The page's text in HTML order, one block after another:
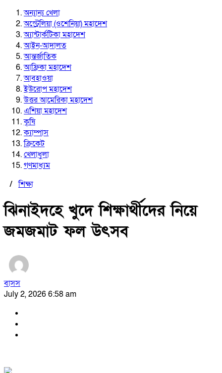
অন্যান্য খেলা
অস্ট্রেলিয়া (ওশেনিয়া) মহাদেশ
অ্যান্টার্কটিকা মহাদেশ
আইন-আদালত
আন্তর্জাতিক
আফ্রিকা মহাদেশ
আবহাওয়া
ইউরোপ মহাদেশ
উত্তর আমেরিকা মহাদেশ
এশিয়া মহাদেশ
কৃষি
ক্যাম্পাস
ক্রিকেট
খেলাধুলা
গণমাধ্যম
/শিক্ষা
ঝিনাইদহে খুদে শিক্ষার্থীদের নিয়ে
জমজমাট ফল উৎসব
বাসস
July 2, 2026 6:58 am